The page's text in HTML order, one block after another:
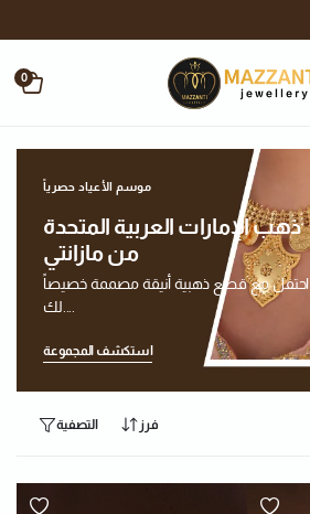
0
موسم الأعياد حصرياً
ذهب الإمارات العربية المتحدة
من مازانتي
احتفل مع قطع ذهبية أنيقة مصممة خصيصاً
استكشف المجموعة
التصفية فرز